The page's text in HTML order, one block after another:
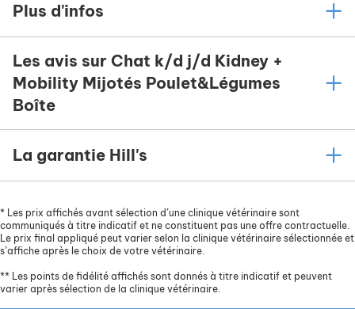
Plus d'infos
Les avis sur Chat k/d j/d Kidney +
Mobility Mijotés Poulet&Légumes
Boîte
La garantie Hill's
* Les prix affichés avant sélection d’une clinique vétérinaire sont
communiqués à titre indicatif et ne constituent pas une offre contractuelle.
Le prix final appliqué peut varier selon la clinique vétérinaire sélectionnée et
s’affiche après le choix de votre vétérinaire.
** Les points de fidélité affichés sont donnés à titre indicatif et peuvent
varier après sélection de la clinique vétérinaire.